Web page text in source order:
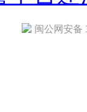
闽公网安备